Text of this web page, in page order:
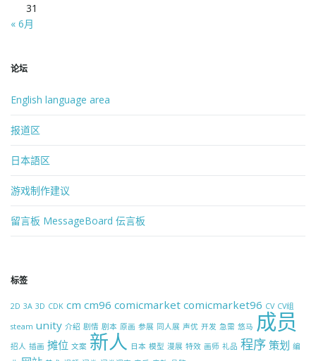
31
« 6月
论坛
English language area
报道区
日本語区
游戏制作建议
留言板 MessageBoard 伝言板
标签
2D 3A 3D CDK cm cm96 comicmarket comicmarket96 CV CV组
steam unity 介绍 剧情 剧本 原画 参展 同人展 声优 开发 急需 悠马 成员
招人 插画 摊位 文案 新人 日本 模型 漫展 特效 画师 礼品 程序 策划 编